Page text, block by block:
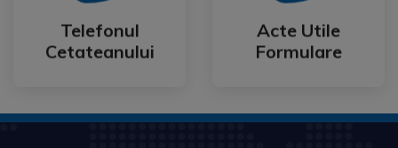
Telefonul
Cetateanului
Telefonul
Cetateanului
Acte Utile
Formulare
Acte Utile
Formulare